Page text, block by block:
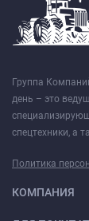
Группа
день – это
спецтехники, а
Политика
КОМПАНИЯ